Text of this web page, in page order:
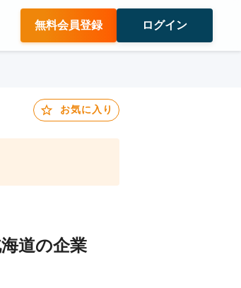
無料会員登録 ログイン
お気に入り
道の企業